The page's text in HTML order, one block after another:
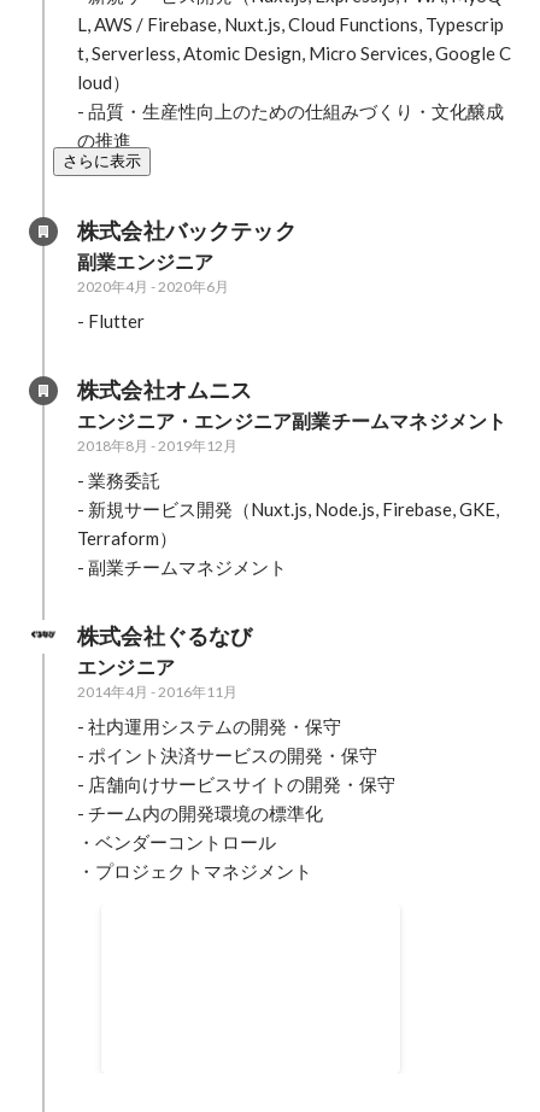
L, AWS / Firebase, Nuxt.js, Cloud Functions, Typescrip
t, Serverless, Atomic Design, Micro Services, Google C
loud）
- 品質・生産性向上のための仕組みづくり・文化醸成
の推進
さらに表示
株式会社バックテック
副業エンジニア
2020年4月 -2020年6月
- Flutter
株式会社オムニス
エンジニア・エンジニア副業チームマネジメント
2018年8月 -2019年12月
- 業務委託
- 新規サービス開発（Nuxt.js, Node.js, Firebase, GKE,
Terraform）
- 副業チームマネジメント
株式会社ぐるなび
エンジニア
2014年4月 -2016年11月
- 社内運用システムの開発・保守
- ポイント決済サービスの開発・保守
- 店舗向けサービスサイトの開発・保守
- チーム内の開発環境の標準化
・ベンダーコントロール
・プロジェクトマネジメント